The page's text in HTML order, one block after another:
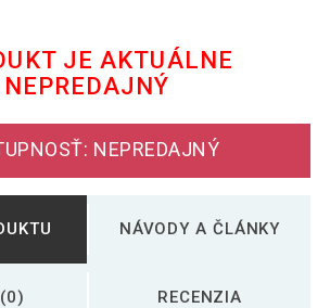
JE AKTUÁLNE
NEPREDAJNÝ
NEPREDAJNÝ
NÁVODY A ČLÁNKY
RECENZIA